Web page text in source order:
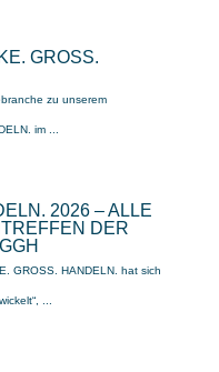
GROSS.
zu unserem
im ...
2026 – ALLE
DER
GROSS. HANDELN. hat sich
...